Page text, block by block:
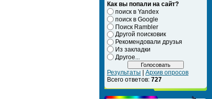
Как вы попали на сайт?
поиск в Yandex
поиск в Google
Поиск Rambler
Другой поисковик
Рекомендовали друзья
Из закладки
Другое...
Результаты | Архив опросов
Всего ответов: 727